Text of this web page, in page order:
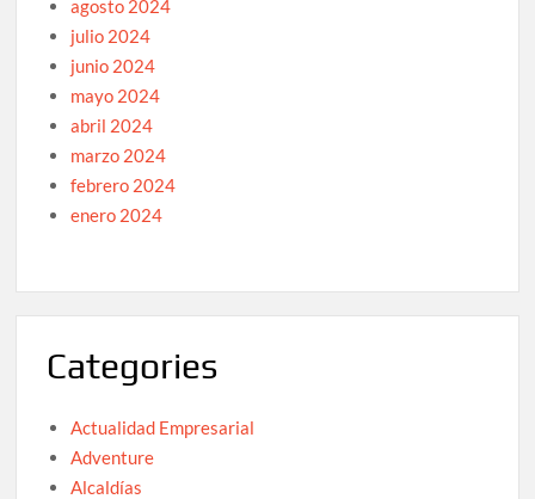
agosto 2024
julio 2024
junio 2024
mayo 2024
abril 2024
marzo 2024
febrero 2024
enero 2024
Categories
Actualidad Empresarial
Adventure
Alcaldías